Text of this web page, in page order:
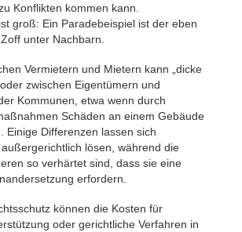
Konflikten kommen kann.
groß: Ein Paradebeispiel ist der eben
unter Nachbarn.
Vermietern und Mietern kann „dicke
zwischen Eigentümern und
Kommunen, etwa wenn durch
Schäden an einem Gebäude
Einige Differenzen lassen sich
lösen, während die
so verhärtet sind, dass sie eine
erfordern.
können die Kosten für
oder gerichtliche Verfahren in